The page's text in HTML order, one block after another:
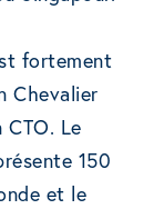
fortement
Chevalier
CTO. Le
150
et le